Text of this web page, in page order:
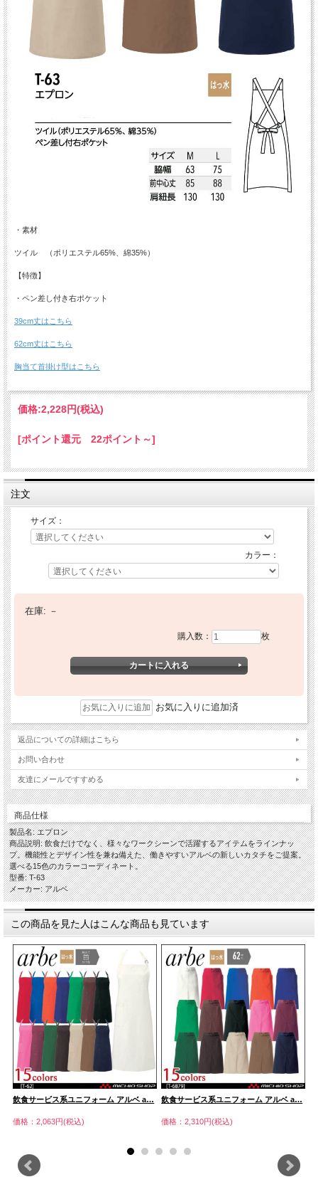
・素材
ツイル （ポリエステル65%、綿35%）
【特徴】
・ペン差し付き右ポケット
39cm丈はこちら
62cm丈はこちら
胸当て首掛け型はこちら
価格:2,228円(税込)
[ポイント還元 22ポイント～]
注文
サイズ：
カラー：
在庫: －
購入数： 枚
お気に入りに追加済
返品についての詳細はこちら
お問い合わせ
友達にメールですすめる
商品仕様
製品名: エプロン
商品説明: 飲食だけでなく、様々なワークシーンで活躍するアイテムをラインナッ
プ。機能性とデザイン性を兼ね備えた、働きやすいアルベの新しいカタチをご提案。
選べる15色のカラーコーディネート。
型番: T-63
メーカー: アルベ
この商品を見た人はこんな商品も見ています
飲食サービス系ユニフォーム アルベ a…
価格：2,063円(税込)
飲食サービス系ユニフォーム アルベ a…
価格：2,310円(税込)